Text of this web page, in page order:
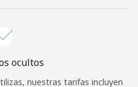
ocultos
nuestras tarifas incluyen